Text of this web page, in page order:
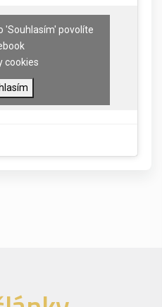
'Souhlasím' povolíte
cookies